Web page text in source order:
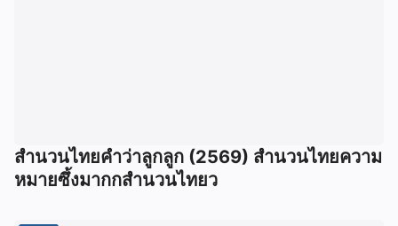
สำนวนไทยคำว่าลูกลูก (2569) สำนวนไทยความ
หมายซึ้งมากกสำนวนไทยว